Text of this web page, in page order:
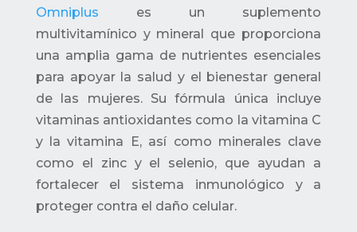
Omniplus es un suplemento
multivitamínico y mineral que proporciona
una amplia gama de nutrientes esenciales
para apoyar la salud y el bienestar general
de las mujeres. Su fórmula única incluye
vitaminas antioxidantes como la vitamina C
y la vitamina E, así como minerales clave
como el zinc y el selenio, que ayudan a
fortalecer el sistema inmunológico y a
proteger contra el daño celular.